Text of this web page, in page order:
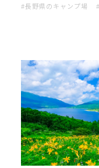
長野県のキャンプ場